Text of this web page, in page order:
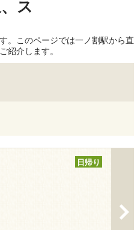
ス
。このページでは一ノ割駅から直
紹介します。
日帰り